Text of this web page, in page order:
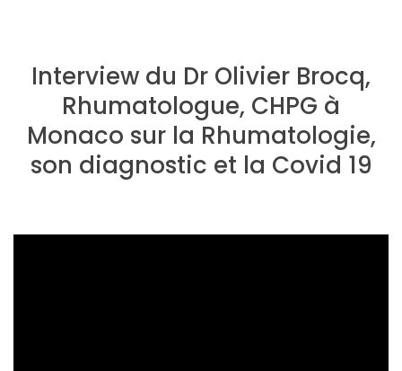
Interview du Dr Olivier Brocq,
Rhumatologue, CHPG à
Monaco sur la Rhumatologie,
son diagnostic et la Covid 19